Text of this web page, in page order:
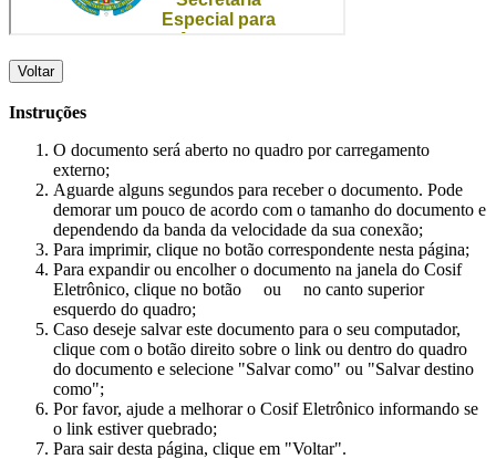
Voltar
Instruções
O documento será aberto no quadro por carregamento
externo;
Aguarde alguns segundos para receber o documento. Pode
demorar um pouco de acordo com o tamanho do documento e
dependendo da banda da velocidade da sua conexão;
Para imprimir, clique no botão correspondente nesta página;
Para expandir ou encolher o documento na janela do Cosif
Eletrônico, clique no botão
ou
no canto superior
esquerdo do quadro;
Caso deseje salvar este documento para o seu computador,
clique com o botão direito sobre o link ou dentro do quadro
do documento e selecione "Salvar como" ou "Salvar destino
como";
Por favor, ajude a melhorar o Cosif Eletrônico informando se
o link estiver quebrado;
Para sair desta página, clique em "Voltar".